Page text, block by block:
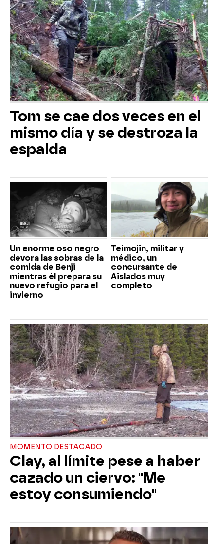
Tom se cae dos veces en el
mismo día y se destroza la
espalda
Un enorme oso negro
devora las sobras de la
comida de Benji
mientras él prepara su
nuevo refugio para el
invierno
Teimojin, militar y
médico, un
concursante de
Aislados muy
completo
MOMENTO DESTACADO
Clay, al límite pese a haber
cazado un ciervo: "Me
estoy consumiendo"